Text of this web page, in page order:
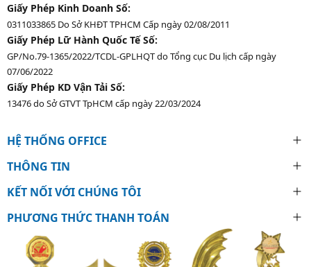
Giấy Phép Kinh Doanh Số:
0311033865 Do Sở KHĐT TPHCM Cấp ngày 02/08/2011
Giấy Phép Lữ Hành Quốc Tế Số:
GP/No.79-1365/2022/TCDL-GPLHQT do Tổng cục Du lịch cấp ngày
07/06/2022
Giấy Phép KD Vận Tải Số:
13476 do Sở GTVT TpHCM cấp ngày 22/03/2024
HỆ THỐNG OFFICE
THÔNG TIN
KẾT NỐI VỚI CHÚNG TÔI
PHƯƠNG THỨC THANH TOÁN